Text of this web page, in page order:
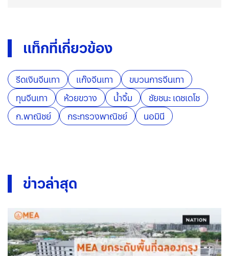
แท็กที่เกี่ยวข้อง
รีดเงินจีนเทา แก๊งจีนเทา
ขบวนการจีนเทา
ทุนจีนเทา
ห้วยขวาง น้ำจิ้ม
ชัยชนะ เดชเดโช
ก.พาณิชย์
กระทรวงพาณิชย์ นอมินี
ข่าวล่าสุด